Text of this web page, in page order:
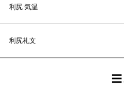
利尻 気温
利尻礼文